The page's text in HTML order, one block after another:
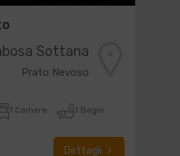
Sottana
Prato Nevoso
1 Camere 1 Bagni
Dettagli